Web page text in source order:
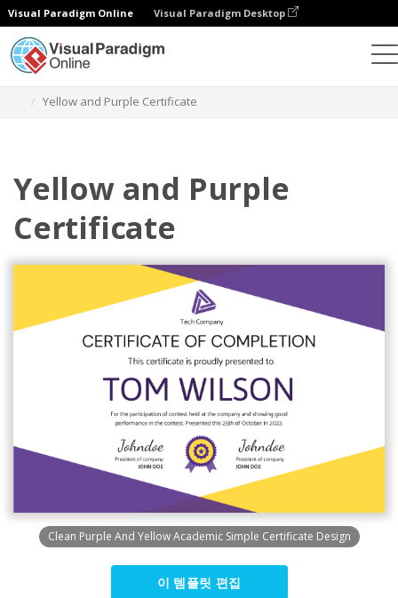
Visual Paradigm Online Visual Paradigm Desktop
Yellow and Purple Certificate
Yellow and Purple
Certificate
Clean Purple And Yellow Academic Simple Certificate Design
이 템플릿 편집